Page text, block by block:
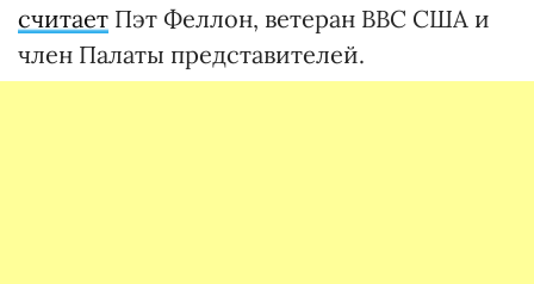
считает Пэт Феллон, ветеран ВВС США и
член Палаты представителей.